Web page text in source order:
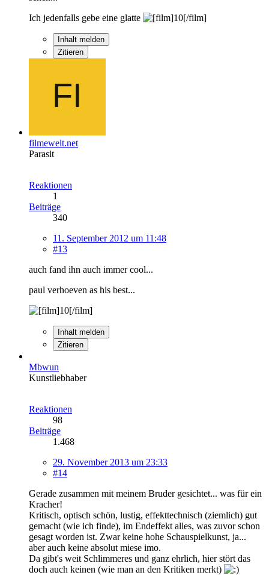
Ich jedenfalls gebe eine glatte
Inhalt melden
Zitieren
filmewelt.net
Parasit
Reaktionen
1
Beiträge
340
11. September 2012 um 11:48
#13
auch fand ihn auch immer cool...
paul verhoeven as his best...
Inhalt melden
Zitieren
Mbwun
Kunstliebhaber
Reaktionen
98
Beiträge
1.468
29. November 2013 um 23:33
#14
Gerade zusammen mit meinem Bruder gesichtet... was für ein
Kracher!
Kritisch, optisch schön, lustig, effekttechnisch (ziemlich) gut
gemacht (wie ich finde), im Endeffekt alles, was zuvor schon
gesagt worden ist. Zwar keine hohe Schauspielkunst, ja...
aber auch keine absolut miese imo.
Da gibt's weit Schlimmeres und ganz ehrlich, hier stört das
doch auch keinen (wie man an den Kritiken merkt)